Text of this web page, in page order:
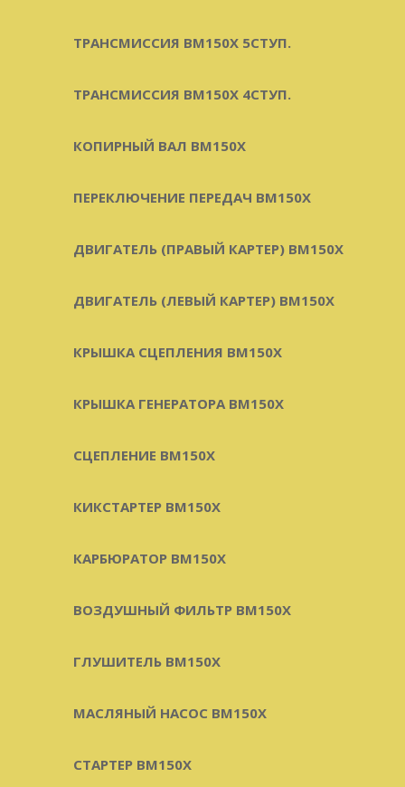
ТРАНСМИССИЯ BM150X 5СТУП.
ТРАНСМИССИЯ BM150X 4СТУП.
КОПИРНЫЙ ВАЛ BM150X
ПЕРЕКЛЮЧЕНИЕ ПЕРЕДАЧ BM150X
ДВИГАТЕЛЬ (ПРАВЫЙ КАРТЕР) BM150X
ДВИГАТЕЛЬ (ЛЕВЫЙ КАРТЕР) BM150X
КРЫШКА СЦЕПЛЕНИЯ BM150X
КРЫШКА ГЕНЕРАТОРА BM150X
СЦЕПЛЕНИЕ BM150X
КИКСТАРТЕР BM150X
КАРБЮРАТОР BM150X
ВОЗДУШНЫЙ ФИЛЬТР BM150X
ГЛУШИТЕЛЬ BM150X
МАСЛЯНЫЙ НАСОС BM150X
СТАРТЕР BM150X